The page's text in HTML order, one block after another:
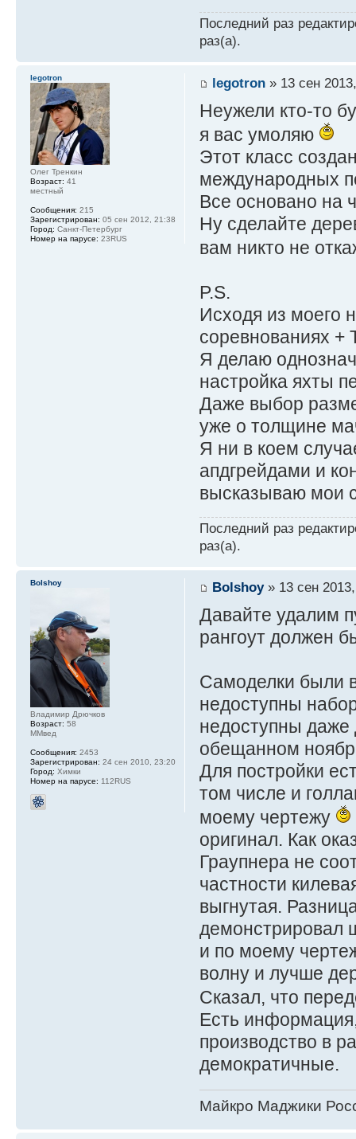
Последний раз
раз(а).
legotron» 13 сен
Неужели кто-то
я вас умоляю
Этот класс
международных
Все основано на
Ну сделайте
вам никто не
P.S.
Исходя из моего
соревнованиях +
Я делаю
настройка яхты
Даже выбор
уже о толщине
Я ни в коем
апдгрейдами и
высказываю мои
Последний раз
раз(а).
legotron
Олег Тренкин
Возраст: 41
местный
Сообщения: 215
Зарегистрирован: 05 сен 2012, 21:38
Город: Санкт-Петербург
Номер на парусе: 23RUS
Bolshoy» 13 сен
Давайте удалим
рангоут должен
Самоделки были
недоступны
недоступны даже
обещанном
Для постройки
том числе и
моему чертежу
оригинал. Как
Граупнера не
частности
выгнутая.
демонстрировал
и по моему
волну и лучше
Сказал, что
Есть
производство в
демократичные.
Майкро Маджики
Bolshoy
Владимир Дрючков
Возраст: 58
ММвед
Сообщения: 2453
Зарегистрирован: 24 сен 2010, 23:20
Город: Химки
Номер на парусе: 112RUS